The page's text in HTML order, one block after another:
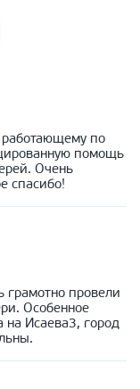
по
помощь
Очень
спасибо!
грамотно провели
Особенное
на Исаева3, город